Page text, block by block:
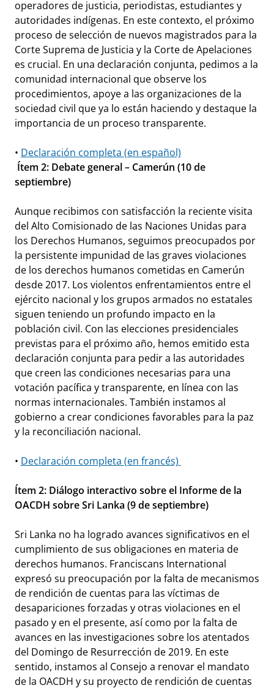
operadores de justicia, periodistas, estudiantes y
autoridades indígenas. En este contexto, el próximo
proceso de selección de nuevos magistrados para la
Corte Suprema de Justicia y la Corte de Apelaciones
es crucial. En una declaración conjunta, pedimos a la
comunidad internacional que observe los
procedimientos, apoye a las organizaciones de la
sociedad civil que ya lo están haciendo y destaque la
importancia de un proceso transparente.
• Declaración completa (en español)
Ítem 2: Debate general – Camerún (10 de
septiembre)
Aunque recibimos con satisfacción la reciente visita
del Alto Comisionado de las Naciones Unidas para
los Derechos Humanos, seguimos preocupados por
la persistente impunidad de las graves violaciones
de los derechos humanos cometidas en Camerún
desde 2017. Los violentos enfrentamientos entre el
ejército nacional y los grupos armados no estatales
siguen teniendo un profundo impacto en la
población civil. Con las elecciones presidenciales
previstas para el próximo año, hemos emitido esta
declaración conjunta para pedir a las autoridades
que creen las condiciones necesarias para una
votación pacífica y transparente, en línea con las
normas internacionales. También instamos al
gobierno a crear condiciones favorables para la paz
y la reconciliación nacional.
• Declaración completa (en francés)
Ítem 2: Diálogo interactivo sobre el Informe de la
OACDH sobre Sri Lanka (9 de septiembre)
Sri Lanka no ha logrado avances significativos en el
cumplimiento de sus obligaciones en materia de
derechos humanos. Franciscans International
expresó su preocupación por la falta de mecanismos
de rendición de cuentas para las víctimas de
desapariciones forzadas y otras violaciones en el
pasado y en el presente, así como por la falta de
avances en las investigaciones sobre los atentados
del Domingo de Resurrección de 2019. En este
sentido, instamos al Consejo a renovar el mandato
de la OACDH y su proyecto de rendición de cuentas